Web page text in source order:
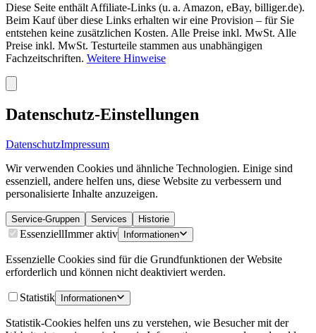
Diese Seite enthält Affiliate-Links (u. a. Amazon, eBay, billiger.de).
Beim Kauf über diese Links erhalten wir eine Provision – für Sie
entstehen keine zusätzlichen Kosten. Alle Preise inkl. MwSt. Alle
Preise inkl. MwSt. Testurteile stammen aus unabhängigen
Fachzeitschriften. Weitere Hinweise
Datenschutz-Einstellungen
DatenschutzImpressum
Wir verwenden Cookies und ähnliche Technologien. Einige sind
essenziell, andere helfen uns, diese Website zu verbessern und
personalisierte Inhalte anzuzeigen.
Service-Gruppen Services Historie
EssenziellImmer aktiv Informationen
Essenzielle Cookies sind für die Grundfunktionen der Website
erforderlich und können nicht deaktiviert werden.
Statistik Informationen
Statistik-Cookies helfen uns zu verstehen, wie Besucher mit der